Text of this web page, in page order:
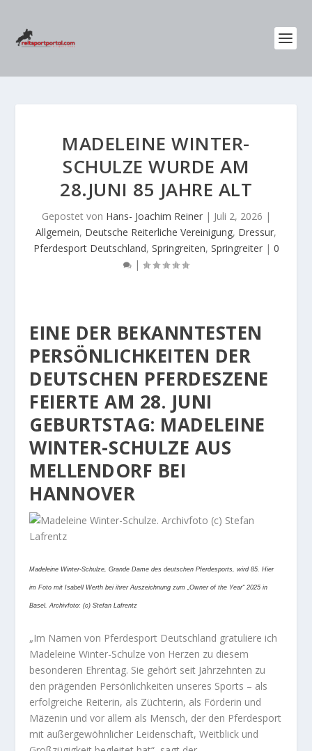
MADELEINE WINTER-
SCHULZE WURDE AM
28.JUNI 85 JAHRE ALT
Gepostet von Hans- Joachim Reiner| Juli 2, 2026 |
Allgemein, Deutsche Reiterliche Vereinigung, Dressur,
Pferdesport Deutschland, Springreiten, Springreiter| 0
|
EINE DER BEKANNTESTEN
PERSÖNLICHKEITEN DER
DEUTSCHEN PFERDESZENE
FEIERTE AM 28. JUNI
GEBURTSTAG: MADELEINE
WINTER-SCHULZE AUS
MELLENDORF BEI
HANNOVER
Madeleine Winter-Schulze, Grande Dame des deutschen Pferdesports, wird 85. Hier
im Foto mit Isabell Werth bei ihrer Auszeichnung zum „Owner of the Year“ 2025 in
Basel. Archivfoto: (c) Stefan Lafrentz
„Im Namen von Pferdesport Deutschland gratuliere ich
Madeleine Winter-Schulze von Herzen zu diesem
besonderen Ehrentag. Sie gehört seit Jahrzehnten zu
den prägenden Persönlichkeiten unseres Sports – als
erfolgreiche Reiterin, als Züchterin, als Förderin und
Mäzenin und vor allem als Mensch, der den Pferdesport
mit außergewöhnlicher Leidenschaft, Weitblick und